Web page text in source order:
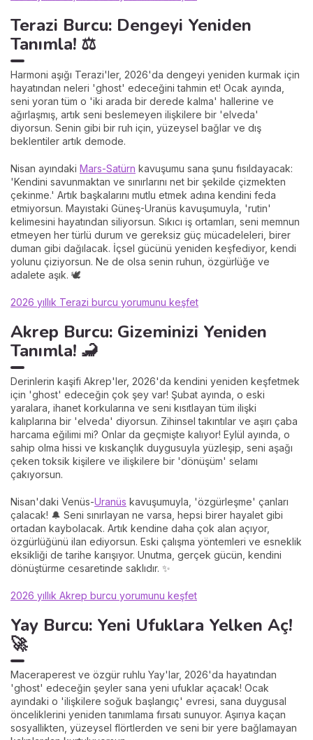
Terazi Burcu: Dengeyi Yeniden
Tanımla! ⚖️
Harmoni aşığı Terazi'ler, 2026'da dengeyi yeniden kurmak için
hayatından neleri 'ghost' edeceğini tahmin et! Ocak ayında,
seni yoran tüm o 'iki arada bir derede kalma' hallerine ve
ağırlaşmış, artık seni beslemeyen ilişkilere bir 'elveda'
diyorsun. Senin gibi bir ruh için, yüzeysel bağlar ve dış
beklentiler artık demode.
Nisan ayındaki Mars-Satürn kavuşumu sana şunu fısıldayacak:
'Kendini savunmaktan ve sınırlarını net bir şekilde çizmekten
çekinme.' Artık başkalarını mutlu etmek adına kendini feda
etmiyorsun. Mayıstaki Güneş-Uranüs kavuşumuyla, 'rutin'
kelimesini hayatından siliyorsun. Sıkıcı iş ortamları, seni memnun
etmeyen her türlü durum ve gereksiz güç mücadeleleri, birer
duman gibi dağılacak. İçsel gücünü yeniden keşfediyor, kendi
yolunu çiziyorsun. Ne de olsa senin ruhun, özgürlüğe ve
adalete aşık. 🕊️
2026 yıllık Terazi burcu yorumunu keşfet
Akrep Burcu: Gizeminizi Yeniden
Tanımla! 🦂
Derinlerin kaşifi Akrep'ler, 2026'da kendini yeniden keşfetmek
için 'ghost' edeceğin çok şey var! Şubat ayında, o eski
yaralara, ihanet korkularına ve seni kısıtlayan tüm ilişki
kalıplarına bir 'elveda' diyorsun. Zihinsel takıntılar ve aşırı çaba
harcama eğilimi mi? Onlar da geçmişte kalıyor! Eylül ayında, o
sahip olma hissi ve kıskançlık duygusuyla yüzleşip, seni aşağı
çeken toksik kişilere ve ilişkilere bir 'dönüşüm' selamı
çakıyorsun.
Nisan'daki Venüs-Uranüs kavuşumuyla, 'özgürleşme' çanları
çalacak! 🔔 Seni sınırlayan ne varsa, hepsi birer hayalet gibi
ortadan kaybolacak. Artık kendine daha çok alan açıyor,
özgürlüğünü ilan ediyorsun. Eski çalışma yöntemleri ve esneklik
eksikliği de tarihe karışıyor. Unutma, gerçek gücün, kendini
dönüştürme cesaretinde saklıdır. ✨
2026 yıllık Akrep burcu yorumunu keşfet
Yay Burcu: Yeni Ufuklara Yelken Aç!
🚀
Maceraperest ve özgür ruhlu Yay'lar, 2026'da hayatından
'ghost' edeceğin şeyler sana yeni ufuklar açacak! Ocak
ayındaki o 'ilişkilere soğuk başlangıç' evresi, sana duygusal
önceliklerini yeniden tanımlama fırsatı sunuyor. Aşırıya kaçan
sosyallikten, yüzeysel flörtlerden ve seni bir yere bağlamayan